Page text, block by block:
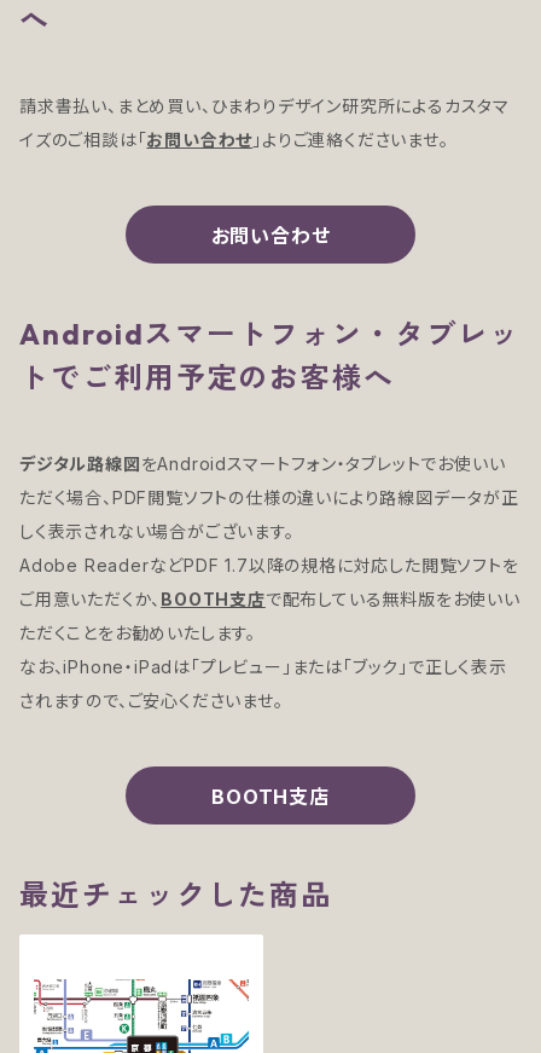
へ
請求書払い、まとめ買い、ひまわりデザイン研究所によるカスタマ
イズのご相談は「お問い合わせ 」よりご連絡くださいませ。
お問い合わせ
Androidスマートフォン・タブレッ
トでご利用予定のお客様へ
デジタル路線図をAndroidスマートフォン・タブレットでお使いい
ただく場合、PDF閲覧ソフトの仕様の違いにより路線図データが正
しく表示されない場合がございます。
Adobe ReaderなどPDF 1.7以降の規格に対応した閲覧ソフトを
ご用意いただくか、 BOOTH支店で配布している無料版をお使いい
ただくことをお勧めいたします。
なお、iPhone・iPadは「プレビュー」または「ブック」で正しく表示
されますので、ご安心くださいませ。
BOOTH支店
最近チェックした商品